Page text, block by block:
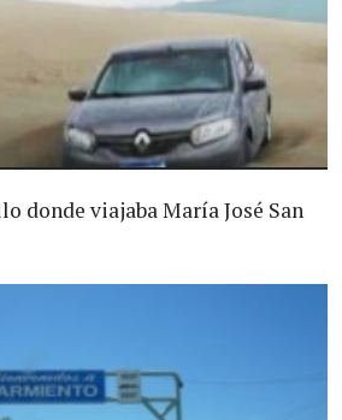
donde viajaba María José San